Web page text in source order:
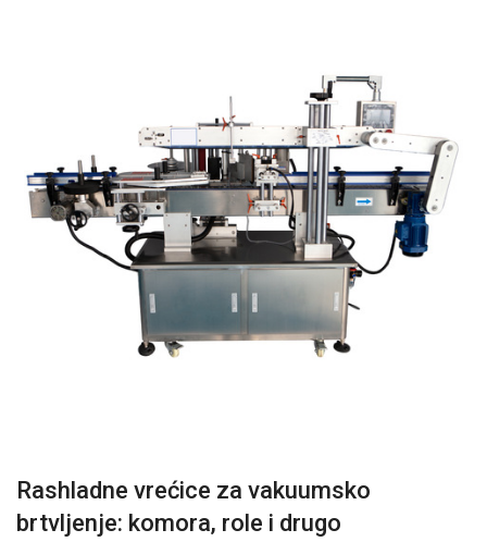
Rashladne vrećice za vakuumsko
brtvljenje: komora, role i drugo